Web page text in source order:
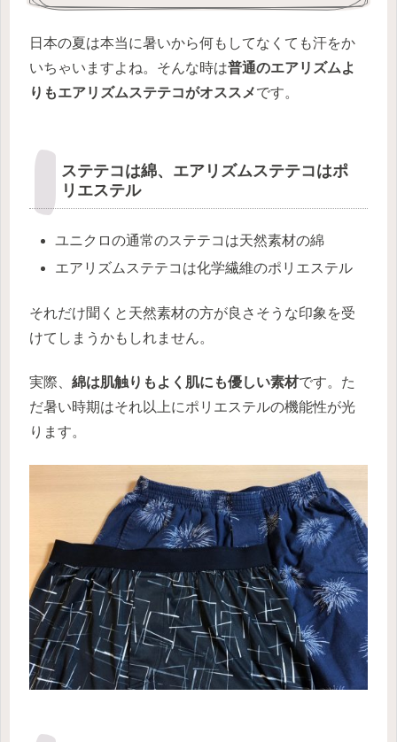
日本の夏は本当に暑いから何もしてなくても汗をか
いちゃいますよね。そんな時は普通のエアリズムよ
りもエアリズムステテコがオススメです。
ステテコは綿、エアリズムステテコはポ
リエステル
ユニクロの通常のステテコは天然素材の綿
エアリズムステテコは化学繊維のポリエステル
それだけ聞くと天然素材の方が良さそうな印象を受
けてしまうかもしれません。
実際、 綿は肌触りもよく肌にも優しい素材です。た
だ暑い時期はそれ以上にポリエステルの機能性が光
ります。